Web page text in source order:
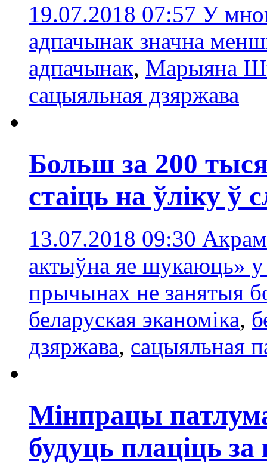
19.07.2018 07:57 У
адпачынак значна
адпачынак, Марыяна
сацыяльная дзяржава
Больш за 200
стаіць на ўліку ў
13.07.2018 09:30
актыўна яе шукаюць»
прычынах не занятыя
беларуская эканоміка,
дзяржава, сацыяльная
Мінпрацы
будуць плаціць